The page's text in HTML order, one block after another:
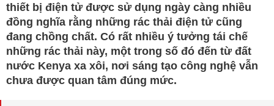
thiết bị điện tử được sử dụng ngày càng nhiều
đồng nghĩa rằng những rác thải điện tử cũng
đang chồng chất. Có rất nhiều ý tưởng tái chế
những rác thải này, một trong số đó đến từ đất
nước Kenya xa xôi, nơi sáng tạo công nghệ vẫn
chưa được quan tâm đúng mức.